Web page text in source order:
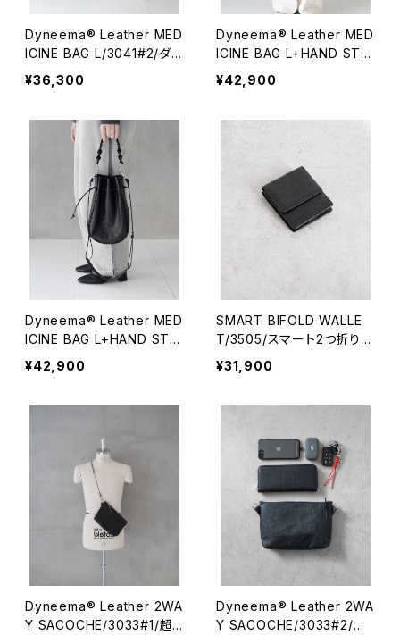
Dyneema® Leather MED
ICINE BAG L/3041#2/ダイ
ニーマレザー メディスンバ
ッグ L
¥36,300
Dyneema® Leather MED
ICINE BAG L+HAND STR
AP/3042#1/ダイニーマレ
ザー メディスンバッグ L+ハ
¥42,900
Dyneema® Leather MED
ICINE BAG L+HAND STR
AP/3042#2/ダイニーマレ
ザー メディスンバッグ L+ハ
¥42,900
SMART BIFOLD WALLE
T/3505/スマート2つ折り財
布
¥31,900
Dyneema® Leather 2WA
Y SACOCHE/3033#1/超
Dyneema® Leather 2WA
Y SACOCHE/3033#2/超